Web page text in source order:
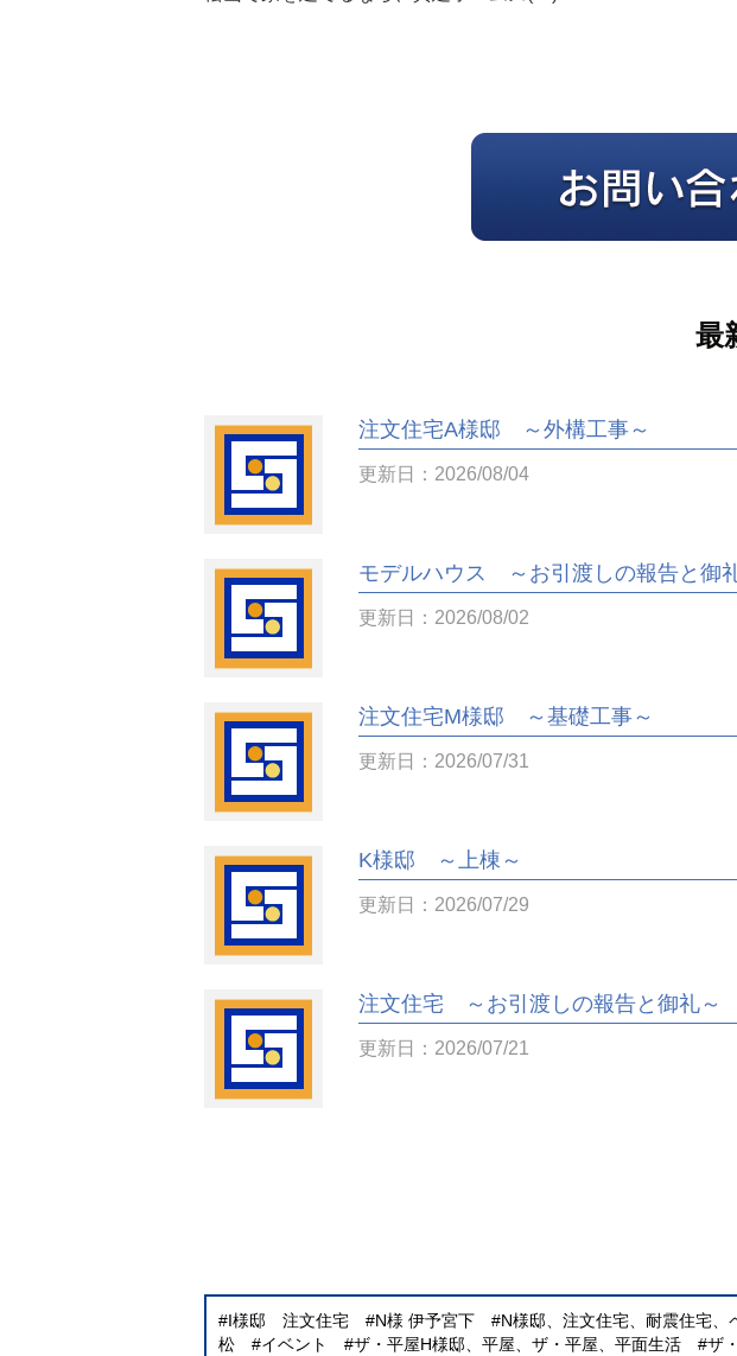
最
注文住宅A様邸 ～外構工事～
更新日：2026/08/04
モデルハウス ～お引渡しの報告と御
更新日：2026/08/02
注文住宅M様邸 ～基礎工事～
更新日：2026/07/31
K様邸 ～上棟～
更新日：2026/07/29
注文住宅 ～お引渡しの報告と御礼～
更新日：2026/07/21
I様邸 注文住宅 N様 伊予宮下 N様邸、注文住宅、耐震住宅
松
イベント ザ・平屋H様邸、平屋、ザ・平屋、平面生活 ザ